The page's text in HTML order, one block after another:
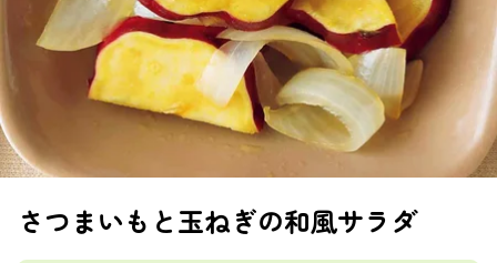
さつまいもと玉ねぎの和風サラダ